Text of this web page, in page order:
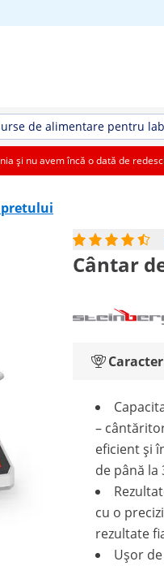
de alimentare pentru
și nu avem încă o dată de
pretului
Cântar
–
eficient și
de până la
cu o
rezultate
Ușor